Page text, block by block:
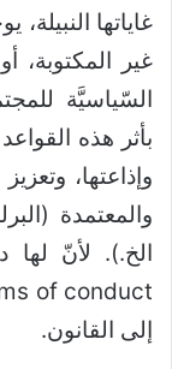
غاياتها
غير المكتوبة،
السّياسيَّة
بأثر هذه
وإذاعتها،
والمعتمدة
الخ.). لأنّ لها
إلى القانون.